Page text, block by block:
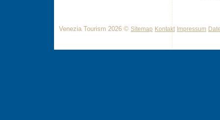
Venezia Tourism 2026 © Sitemap Kontakt Impressum